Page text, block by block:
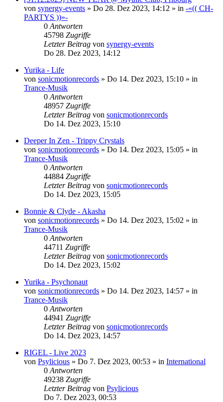
von synergy-events » Do 28. Dez 2023, 14:12 » in -«(( CH-
PARTYS ))»-
0 Antworten
45798 Zugriffe
Letzter Beitrag von synergy-events
Do 28. Dez 2023, 14:12
Yurika - Life
von sonicmotionrecords » Do 14. Dez 2023, 15:10 » in
Trance-Musik
0 Antworten
48957 Zugriffe
Letzter Beitrag von sonicmotionrecords
Do 14. Dez 2023, 15:10
Deeper In Zen - Trippy Crystals
von sonicmotionrecords » Do 14. Dez 2023, 15:05 » in
Trance-Musik
0 Antworten
44884 Zugriffe
Letzter Beitrag von sonicmotionrecords
Do 14. Dez 2023, 15:05
Bonnie & Clyde - Akasha
von sonicmotionrecords » Do 14. Dez 2023, 15:02 » in
Trance-Musik
0 Antworten
44711 Zugriffe
Letzter Beitrag von sonicmotionrecords
Do 14. Dez 2023, 15:02
Yurika - Psychonaut
von sonicmotionrecords » Do 14. Dez 2023, 14:57 » in
Trance-Musik
0 Antworten
44941 Zugriffe
Letzter Beitrag von sonicmotionrecords
Do 14. Dez 2023, 14:57
RIGEL - Live 2023
von Psylicious » Do 7. Dez 2023, 00:53 » in International
0 Antworten
49238 Zugriffe
Letzter Beitrag von Psylicious
Do 7. Dez 2023, 00:53